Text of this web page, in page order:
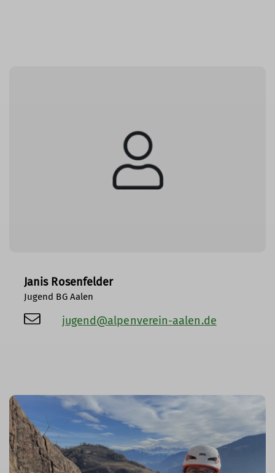
Janis Rosenfelder
Jugend BG Aalen
jugend@alpenverein-aalen.de